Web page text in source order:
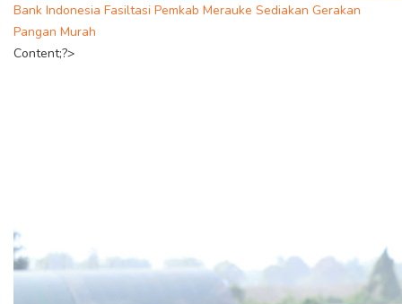
Bank Indonesia Fasiltasi Pemkab Merauke Sediakan Gerakan
Pangan Murah
Content;?>